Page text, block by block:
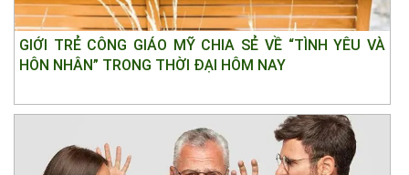
GIỚI TRẺ CÔNG GIÁO MỸ CHIA SẺ VỀ “TÌNH YÊU VÀ
HÔN NHÂN” TRONG THỜI ĐẠI HÔM NAY